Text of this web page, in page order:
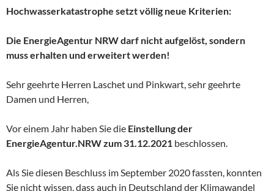
Hochwasserkatastrophe setzt völlig neue Kriterien:
Die EnergieAgentur NRW darf nicht aufgelöst, sondern
muss erhalten und erweitert werden!
Sehr geehrte Herren Laschet und Pinkwart, sehr geehrte
Damen und Herren,
Vor einem Jahr haben Sie die Einstellung der
EnergieAgentur.NRW zum 31.12.2021 beschlossen.
Als Sie diesen Beschluss im September 2020 fassten, konnten
Sie nicht wissen, dass auch in Deutschland der Klimawandel